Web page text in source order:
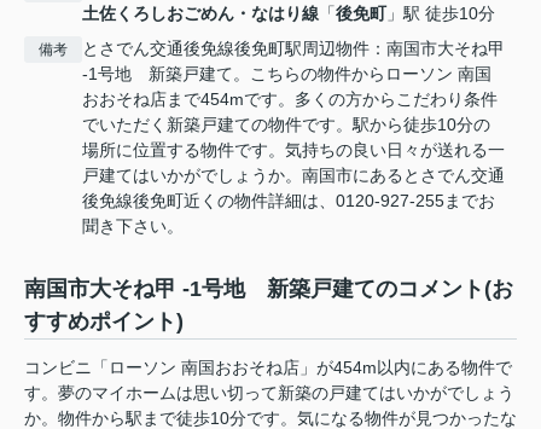
土佐くろしおごめん・なはり線 「後免町」駅 徒歩10分
備考
とさでん交通後免線後免町駅周辺物件：南国市大そね甲
-1号地 新築戸建て。こちらの物件からローソン 南国
おおそね店まで454mです。多くの方からこだわり条件
でいただく新築戸建ての物件です。駅から徒歩10分の
場所に位置する物件です。気持ちの良い日々が送れる一
戸建てはいかがでしょうか。南国市にあるとさでん交通
後免線後免町近くの物件詳細は、0120-927-255までお
聞き下さい。
南国市大そね甲 -1号地 新築戸建てのコメント(お
すすめポイント)
コンビニ「ローソン 南国おおそね店」が454m以内にある物件で
す。夢のマイホームは思い切って新築の戸建てはいかがでしょう
か。物件から駅まで徒歩10分です。気になる物件が見つかったな